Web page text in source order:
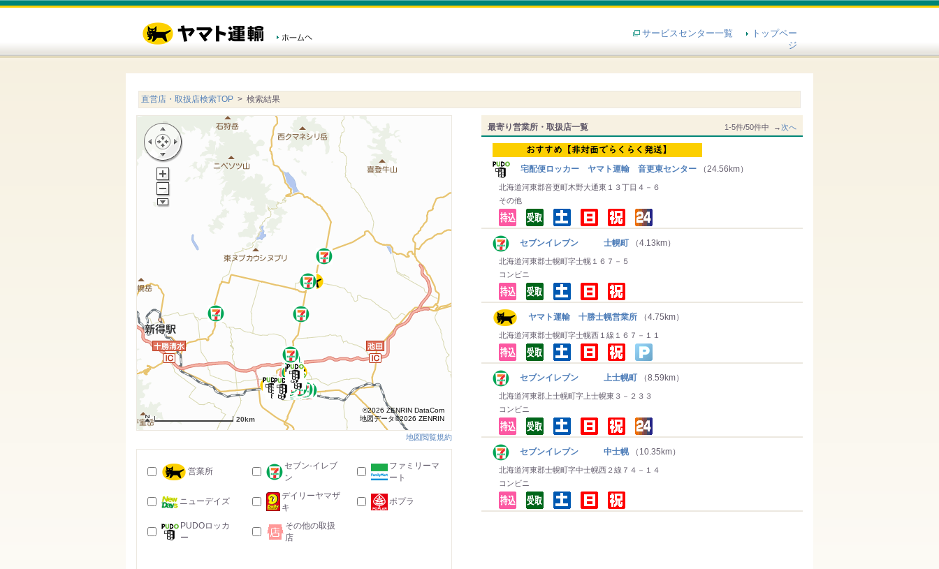
サービスセンター一覧
トップペー
ジ
直営店・取扱店検索TOP > 検索結果
最寄り営業所・取扱店一覧 1-5件/50件中 →次へ
宅配便ロッカー ヤマト運輸 音更東センター （24.56km）
北海道河東郡音更町木野大通東１３丁目４－６
その他
セブンイレブン 士幌町 （4.13km）
北海道河東郡士幌町字士幌１６７－５
コンビニ
ヤマト運輸 十勝士幌営業所 （4.75km）
北海道河東郡士幌町字士幌西１線１６７－１１
セブンイレブン 上士幌町 （8.59km）
北海道河東郡上士幌町字上士幌東３－２３３
コンビニ
セブンイレブン 中士幌 （10.35km）
北海道河東郡士幌町字中士幌西２線７４－１４
コンビニ
20km
©2026 ZENRIN DataCom
地図データ©2026 ZENRIN
地図閲覧規約
営業所
セブン-イレブ
ン
ファミリーマ
ート
ニューデイズ
デイリーヤマザ
キ
ポプラ
PUDOロッカ
ー
その他の取扱
店